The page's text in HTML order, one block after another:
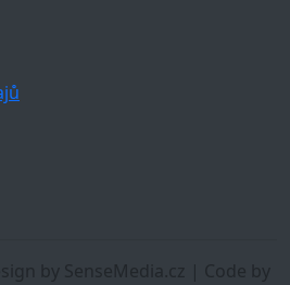
by SenseMedia.cz | Code by